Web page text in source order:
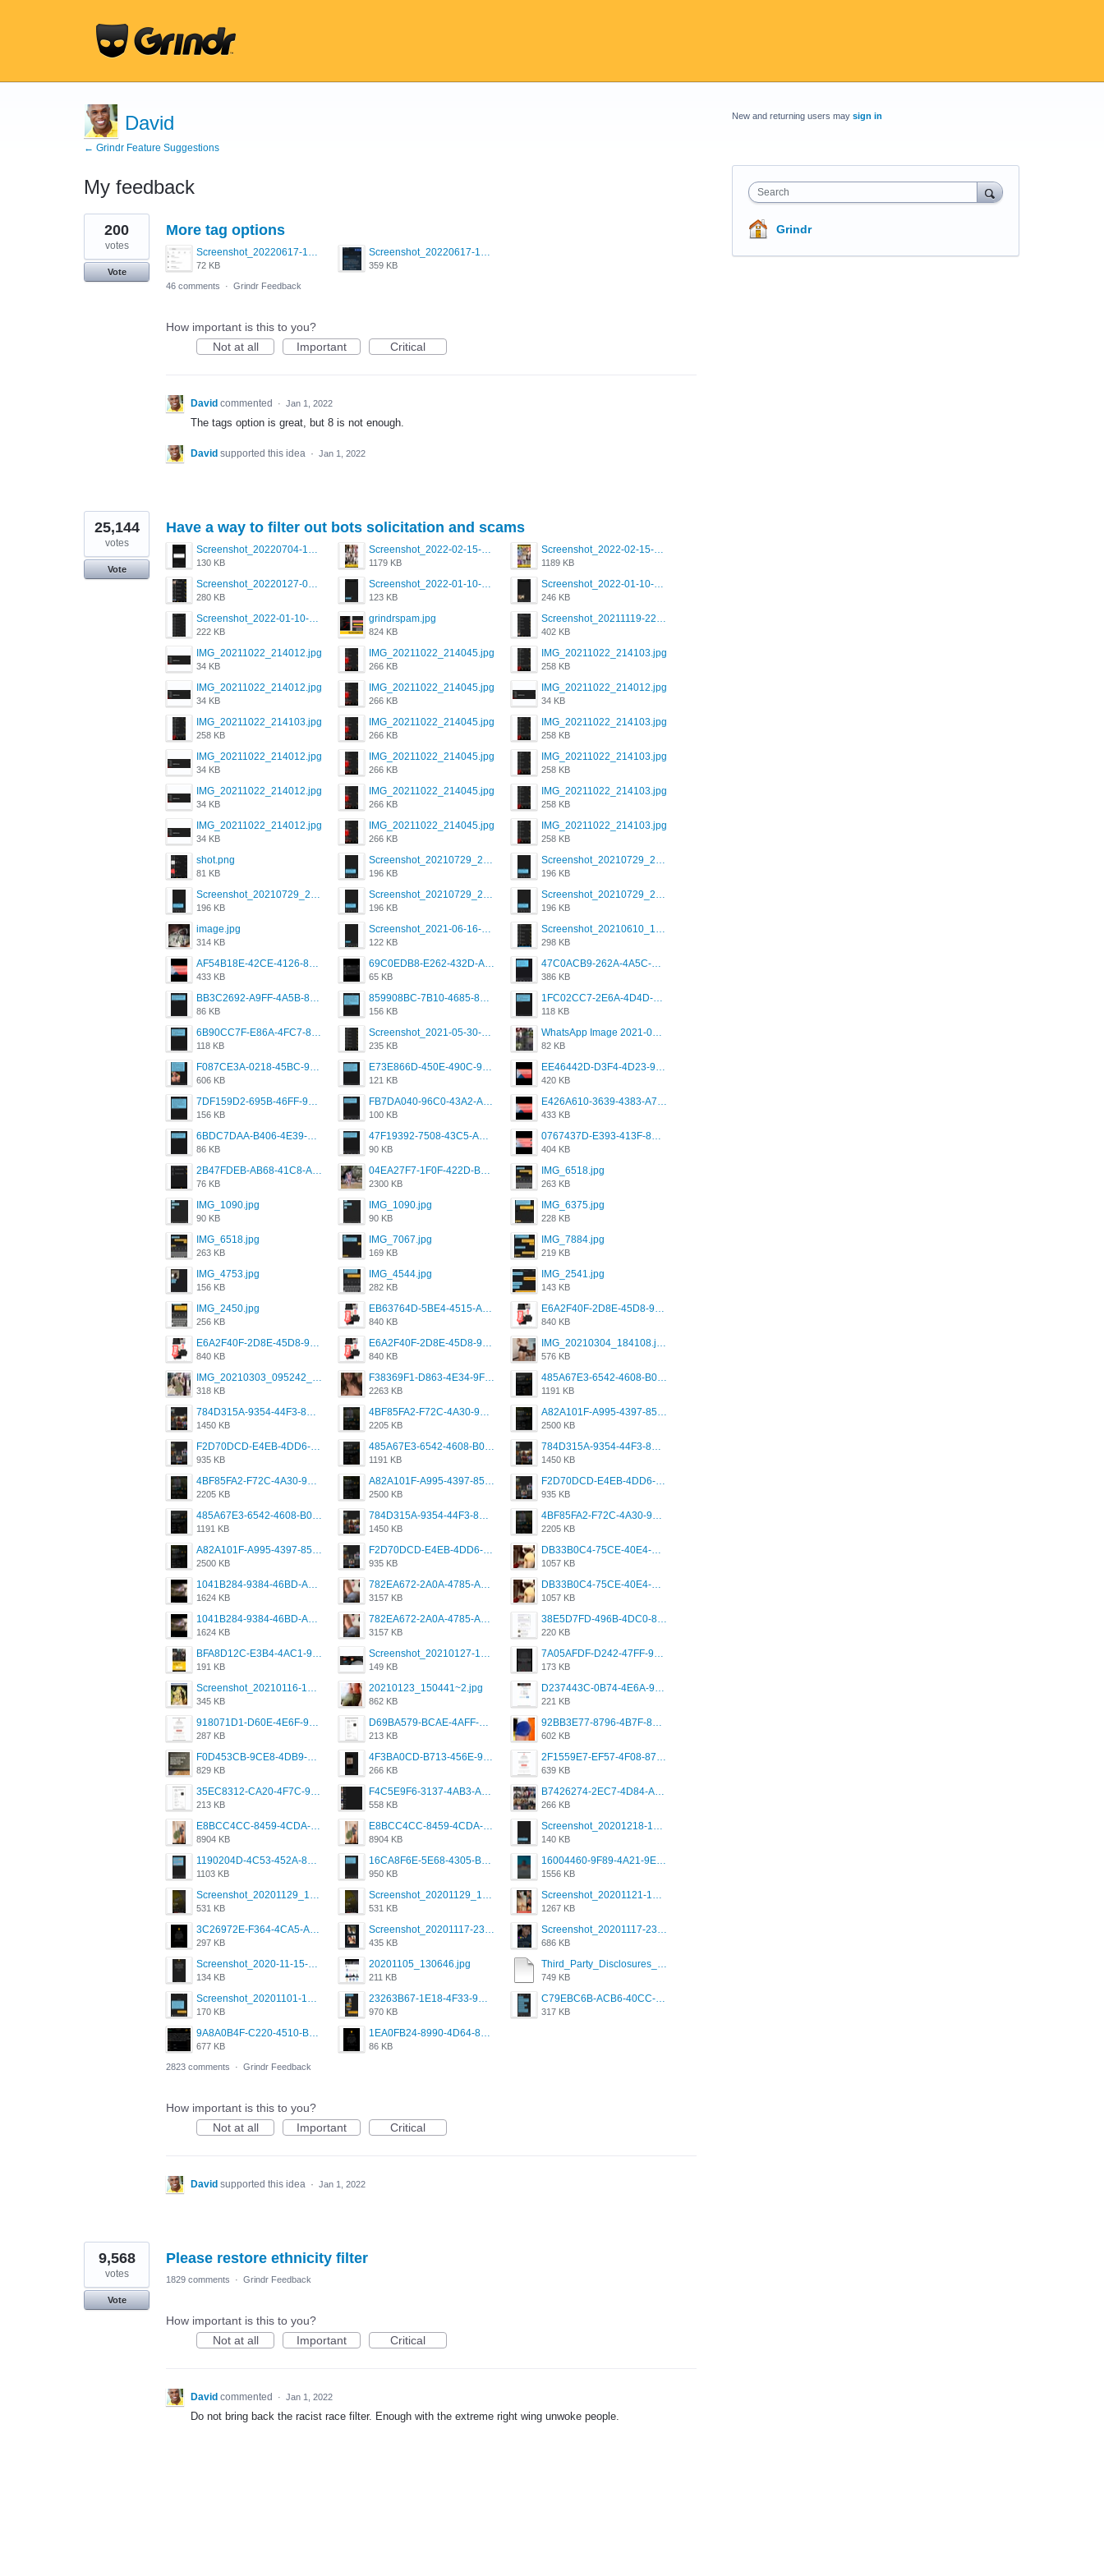
David
← Grindr Feature Suggestions
My feedback
3
results
found
More tag options
Screenshot_20220617-155653_Instagram.jpg
72 KB
Screenshot_20220617-154015_Chrome.jpg
359 KB
200
votes
Vote
46 comments
· Grindr Feedback
How important is this to you?
Not at all
Important Critical
David commented · Jan 1, 2022
The tags option is great, but 8 is not enough.
David supported this idea · Jan 1, 2022
Have a way to filter out bots solicitation and scams
Screenshot_20220704-194627_Grindr.jpg
130 KB
Screenshot_2022-02-15-16-34-50-234_com.grindrapp.android.jpg
1179 KB
Screenshot_2022-02-15-16-34-45-209_com.grindrapp.android.jpg
1189 KB
Screenshot_20220127-081048.png
280 KB
Screenshot_2022-01-10-12-46-53-688_com.grindrapp.android.jpg
123 KB
Screenshot_2022-01-10-12-46-46-280_com.grindrapp.android.jpg
246 KB
Screenshot_2022-01-10-12-46-34-527_com.grindrapp.android.jpg
222 KB
grindrspam.jpg
824 KB
Screenshot_20211119-222658.png
402 KB
IMG_20211022_214012.jpg
34 KB
IMG_20211022_214045.jpg
266 KB
IMG_20211022_214103.jpg
258 KB
IMG_20211022_214012.jpg
34 KB
IMG_20211022_214045.jpg
266 KB
IMG_20211022_214012.jpg
34 KB
IMG_20211022_214103.jpg
258 KB
IMG_20211022_214045.jpg
266 KB
IMG_20211022_214103.jpg
258 KB
IMG_20211022_214012.jpg
34 KB
IMG_20211022_214045.jpg
266 KB
IMG_20211022_214103.jpg
258 KB
IMG_20211022_214012.jpg
34 KB
IMG_20211022_214045.jpg
266 KB
IMG_20211022_214103.jpg
258 KB
IMG_20211022_214012.jpg
34 KB
IMG_20211022_214045.jpg
266 KB
IMG_20211022_214103.jpg
258 KB
shot.png
81 KB
Screenshot_20210729_215125_com.grindrapp.android.jpg
196 KB
Screenshot_20210729_215125_com.grindrapp.android.jpg
196 KB
Screenshot_20210729_215125_com.grindrapp.android.jpg
196 KB
Screenshot_20210729_215125_com.grindrapp.android.jpg
196 KB
Screenshot_20210729_215125_com.grindrapp.android.jpg
196 KB
image.jpg
314 KB
Screenshot_2021-06-16-08-28-05-034_com.grindrapp.android.jpg
122 KB
Screenshot_20210610_151721_com.grindrapp.android.jpg
298 KB
AF54B18E-42CE-4126-8F00-DB1AA05BAFCF.png
433 KB
69C0EDB8-E262-432D-A355-730E357A3BDD.png
65 KB
47C0ACB9-262A-4A5C-A1A6-7E7769A85040.png
386 KB
BB3C2692-A9FF-4A5B-818D-E85444E921FA.png
86 KB
859908BC-7B10-4685-8A02-2E25108AA1E2.png
156 KB
1FC02CC7-2E6A-4D4D-B58F-D62693D53BDC.png
118 KB
6B90CC7F-E86A-4FC7-8080-9232C92AC6DB.png
118 KB
Screenshot_2021-05-30-13-42-08-931_com.grindrapp.android.jpg
235 KB
WhatsApp Image 2021-05-18 at 18.59.02.jpeg
82 KB
F087CE3A-0218-45BC-988C-C6FE773580D7.png
606 KB
E73E866D-450E-490C-9B24-967DB5695A36.png
121 KB
EE46442D-D3F4-4D23-96BE-084CC459FC8E.png
420 KB
7DF159D2-695B-46FF-920D-F5563F130CE0.png
156 KB
FB7DA040-96C0-43A2-AD40-D53B0579351A.png
100 KB
E426A610-3639-4383-A7D7-C087D81557EF.png
433 KB
6BDC7DAA-B406-4E39-9CB1-07F90ABD4E77.png
86 KB
47F19392-7508-43C5-AB3A-B7CEF431CF8E.png
90 KB
0767437D-E393-413F-8E32-987A4133A001.png
404 KB
2B47FDEB-AB68-41C8-A80C-5E424F7D88C2.png
76 KB
04EA27F7-1F0F-422D-B5B0-BCC0C6A6CC83.jpeg
2300 KB
IMG_6518.jpg
263 KB
IMG_1090.jpg
90 KB
IMG_1090.jpg
90 KB
IMG_6375.jpg
228 KB
IMG_6518.jpg
263 KB
IMG_7067.jpg
169 KB
IMG_7884.jpg
219 KB
IMG_4753.jpg
156 KB
IMG_4544.jpg
282 KB
IMG_2541.jpg
143 KB
IMG_2450.jpg
256 KB
EB63764D-5BE4-4515-AE2D-C12D6462FA6E.jpeg
840 KB
E6A2F40F-2D8E-45D8-9173-4E0A49DB0C32.jpeg
840 KB
E6A2F40F-2D8E-45D8-9173-4E0A49DB0C32.jpeg
840 KB
E6A2F40F-2D8E-45D8-9173-4E0A49DB0C32.jpeg
840 KB
IMG_20210304_184108.jpg
576 KB
IMG_20210303_095242_330.jpg
318 KB
F38369F1-D863-4E34-9F3A-A5E6EFE4ACF1.jpeg
2263 KB
485A67E3-6542-4608-B01F-4376EE148F7C.png
1191 KB
784D315A-9354-44F3-8CBF-4F5A2119BE00.png
1450 KB
4BF85FA2-F72C-4A30-99F1-443614A985FC.png
2205 KB
A82A101F-A995-4397-8534-7EB8F89DCCB6.png
2500 KB
F2D70DCD-E4EB-4DD6-B5E2-B307012546D7.png
935 KB
485A67E3-6542-4608-B01F-4376EE148F7C.png
1191 KB
784D315A-9354-44F3-8CBF-4F5A2119BE00.png
1450 KB
4BF85FA2-F72C-4A30-99F1-443614A985FC.png
2205 KB
A82A101F-A995-4397-8534-7EB8F89DCCB6.png
2500 KB
F2D70DCD-E4EB-4DD6-B5E2-B307012546D7.png
935 KB
485A67E3-6542-4608-B01F-4376EE148F7C.png
1191 KB
784D315A-9354-44F3-8CBF-4F5A2119BE00.png
1450 KB
4BF85FA2-F72C-4A30-99F1-443614A985FC.png
2205 KB
A82A101F-A995-4397-8534-7EB8F89DCCB6.png
2500 KB
F2D70DCD-E4EB-4DD6-B5E2-B307012546D7.png
935 KB
DB33B0C4-75CE-40E4-A6AC-0197671C4DF7.jpeg
1057 KB
1041B284-9384-46BD-A8D2-2905F5837CAA.png
1624 KB
782EA672-2A0A-4785-A337-4340E4AFEE7A.png
3157 KB
DB33B0C4-75CE-40E4-A6AC-0197671C4DF7.jpeg
1057 KB
1041B284-9384-46BD-A8D2-2905F5837CAA.png
1624 KB
782EA672-2A0A-4785-A337-4340E4AFEE7A.png
3157 KB
38E5D7FD-496B-4DC0-8693-3830613F02E3.jpeg
220 KB
BFA8D12C-E3B4-4AC1-945A-A4F53D5ECE14.jpeg
191 KB
Screenshot_20210127-191056_Grindr.jpg
149 KB
7A05AFDF-D242-47FF-9F52-60B003D0167B.jpeg
173 KB
Screenshot_20210116-102820.jpg
345 KB
20210123_150441~2.jpg
862 KB
D237443C-0B74-4E6A-9382-A5F8DA2912A9.jpeg
221 KB
918071D1-D60E-4E6F-98FD-789350930259.jpeg
287 KB
D69BA579-BCAE-4AFF-BB66-B559C4A6E2E3.jpeg
213 KB
92BB3E77-8796-4B7F-8C5A-2E41554E96A0.jpeg
602 KB
F0D453CB-9CE8-4DB9-9EFD-553B1D2FEBB1.jpeg
829 KB
4F3BA0CD-B713-456E-9DBC-814C6D19D607.jpeg
266 KB
2F1559E7-EF57-4F08-87CC-206D9E00BEC6.png
639 KB
35EC8312-CA20-4F7C-99E5-F1CC04EE8355.jpeg
213 KB
F4C5E9F6-3137-4AB3-A09A-56EE746D2B26.png
558 KB
B7426274-2EC7-4D84-A2E1-0DD49E679BD8.jpeg
266 KB
E8BCC4CC-8459-4CDA-B6E7-8DFB52A46E78.png
8904 KB
E8BCC4CC-8459-4CDA-B6E7-8DFB52A46E78.png
8904 KB
Screenshot_20201218-185122_Grindr.jpg
140 KB
1190204D-4C53-452A-8A31-99534EC38FF8.png
1103 KB
16CA8F6E-5E68-4305-B0FA-1AE58119E639.png
950 KB
16004460-9F89-4A21-9E77-F96C26D4F695.png
1556 KB
Screenshot_20201129_194344_com.grindrapp.android.jpg
531 KB
Screenshot_20201129_194344_com.grindrapp.android.jpg
531 KB
Screenshot_20201121-135006.png
1267 KB
3C26972E-F364-4CA5-A5D2-E0AC042C17D2.png
297 KB
Screenshot_20201117-230735.png
435 KB
Screenshot_20201117-230848.png
686 KB
Screenshot_2020-11-15-22-08-28-34_0b220821f310a9cc22e9def9d32cbfd4.jpg
134 KB
20201105_130646.jpg
211 KB
Third_Party_Disclosures_-_20200629 (1).pdf
749 KB
Screenshot_20201101-162951_Grindr.jpg
170 KB
23263B67-1E18-4F33-9D61-2EE4BE273B3B.png
970 KB
C79EBC6B-ACB6-40CC-AC4B-8B841FFFEC78.png
317 KB
9A8A0B4F-C220-4510-B2C9-181DF0E236C0.jpeg
677 KB
1EA0FB24-8990-4D64-8303-37BCCDA597EE.png
86 KB
25,144
votes
Vote
2823 comments · Grindr Feedback
How important is this to you?
Not at all
Important Critical
David supported this idea · Jan 1, 2022
Please restore ethnicity filter
9,568
votes
Vote
1829 comments · Grindr Feedback
How important is this to you?
Not at all
Important Critical
David commented · Jan 1, 2022
Do not bring back the racist race filter. Enough with the extreme right wing unwoke people.
New and returning users may sign in
Search
Grindr